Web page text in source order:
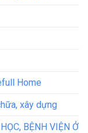
Home
xây dựng
BỆNH VIỆN Ở